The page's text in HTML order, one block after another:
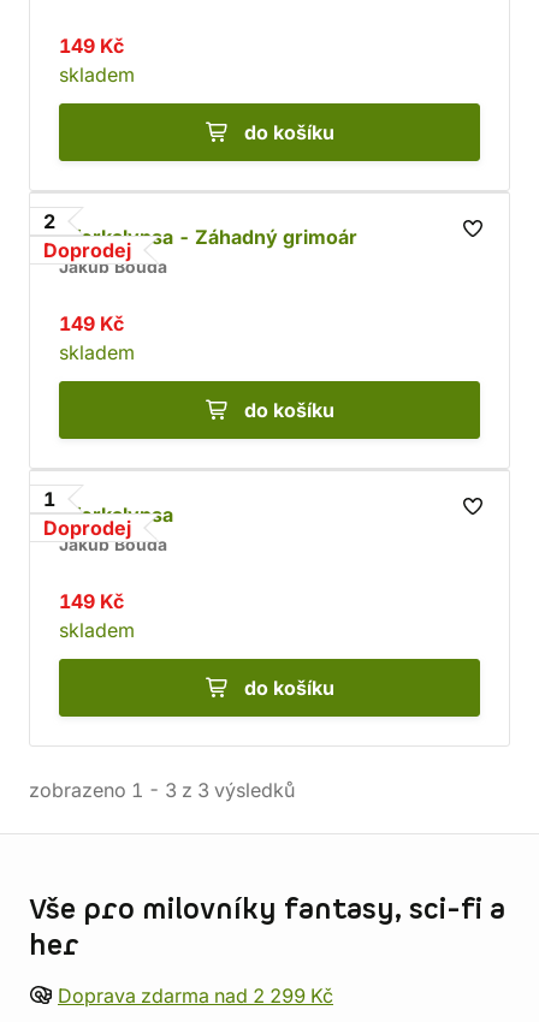
149 Kč
skladem
do košíku
2
Doprodej
Aforkalypsa - Záhadný grimoár
Jakub Bouda
149 Kč
skladem
do košíku
1
Doprodej
Aforkalypsa
Jakub Bouda
149 Kč
skladem
do košíku
zobrazeno 1 - 3 z 3 výsledků
Vše pro milovníky fantasy, sci-fi a
her
Doprava zdarma nad 2 299 Kč